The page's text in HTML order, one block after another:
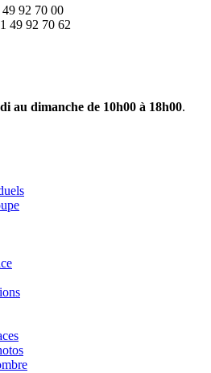
92 70 00
49 92 70 62
au dimanche de 10h00 à 18h00.